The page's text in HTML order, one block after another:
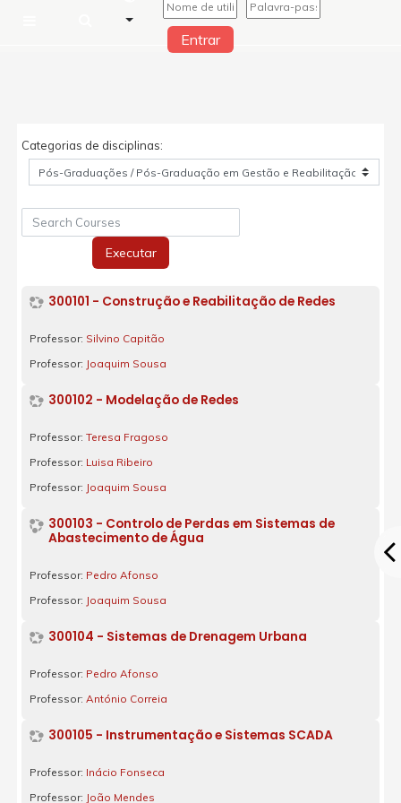
Entrar
Categorias de disciplinas:
Executar
300101 - Construção e Reabilitação de Redes
Professor: Silvino Capitão
Professor: Joaquim Sousa
300102 - Modelação de Redes
Professor:Teresa Fragoso
Professor: Luisa Ribeiro
Professor: Joaquim Sousa
300103 - Controlo de Perdas em Sistemas de
Abastecimento de Água
Professor: Pedro Afonso
Professor: Joaquim Sousa
300104 - Sistemas de Drenagem Urbana
Professor: Pedro Afonso
Professor:António Correia
300105 - Instrumentação e Sistemas SCADA
Professor: Inácio Fonseca
Professor: João Mendes